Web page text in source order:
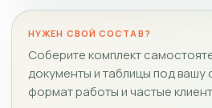
НУЖЕН СВОЙ СОСТАВ?
Соберите комплект
документы и таблицы под вашу
формат работы и частые